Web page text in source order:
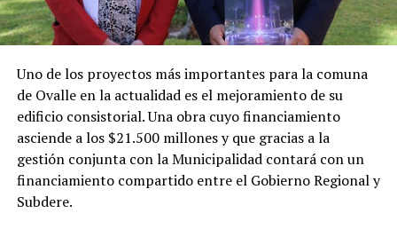
Uno de los proyectos más importantes para la comuna
de Ovalle en la actualidad es el mejoramiento de su
edificio consistorial. Una obra cuyo financiamiento
asciende a los $21.500 millones y que gracias a la
gestión conjunta con la Municipalidad contará con un
financiamiento compartido entre el Gobierno Regional y
Subdere.